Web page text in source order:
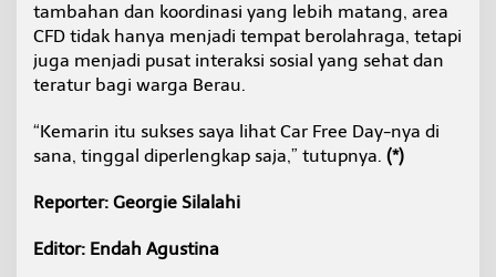
tambahan dan koordinasi yang lebih matang, area
CFD tidak hanya menjadi tempat berolahraga, tetapi
juga menjadi pusat interaksi sosial yang sehat dan
teratur bagi warga Berau.
“Kemarin itu sukses saya lihat Car Free Day-nya di
sana, tinggal diperlengkap saja,” tutupnya. (*)
Reporter: Georgie Silalahi
Editor: Endah Agustina